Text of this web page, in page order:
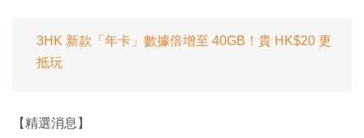
3HK 新款「年卡」數據倍增至 40GB！貴 HK$20 更
抵玩
【精選消息】